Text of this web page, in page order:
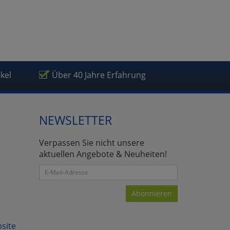
Über 40 Jahre Erfahrung
NEWSLETTER
Verpassen Sie nicht unsere
aktuellen Angebote & Neuheiten!
Abonnieren